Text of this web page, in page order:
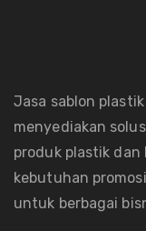
Jasa sablon
menyediakan
produk plastik dan
kebutuhan
untuk berbagai